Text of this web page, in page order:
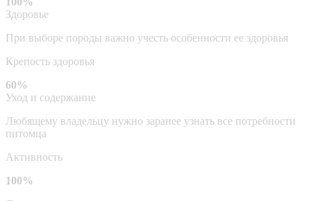
Здоровье
При выборе породы важно учесть особенности ее здоровья
Крепость здоровья
60%
Уход и содержание
Любящему владельцу нужно заранее узнать все потребности
питомца
Активность
100%